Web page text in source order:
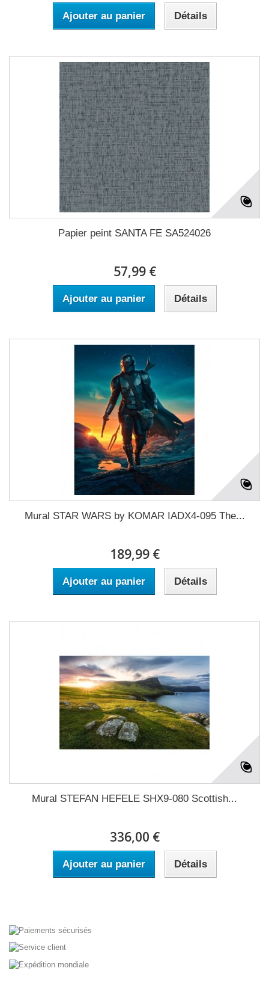
Ajouter au panier Détails
Papier peint SANTA FE SA524026
57,99 €
Ajouter au panier Détails
Mural STAR WARS by KOMAR IADX4-095 The...
189,99 €
Ajouter au panier Détails
Mural STEFAN HEFELE SHX9-080 Scottish...
336,00 €
Ajouter au panier Détails